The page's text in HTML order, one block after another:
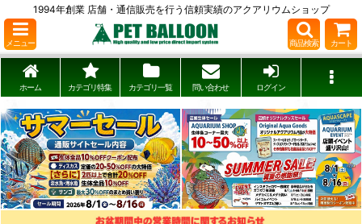
1994年創業 店舗・通信販売を行う信頼実績のアクアリウムショップ
メニュー 商品検索 カート
ホーム カテゴリ特集 カテゴリ一覧 問い合わせ ログイン